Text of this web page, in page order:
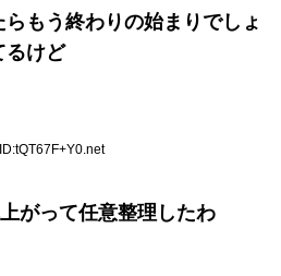
もう終わりの始まりでしょ
るけど
ID:tQT67F+Y0.net
がって任意整理したわ